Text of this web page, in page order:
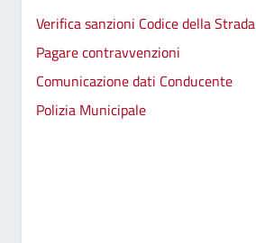
Verifica sanzioni Codice della Strada
Pagare contravvenzioni
Comunicazione dati Conducente
Polizia Municipale